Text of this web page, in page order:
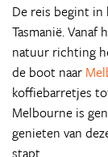
De reis begint
Tasmanië.
natuur richting
de boot naar
koffiebarretjes
Melbourne is
genieten van
stapt.